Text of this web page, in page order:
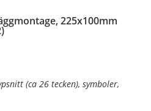
225x100mm
(ca 26 tecken), symboler,